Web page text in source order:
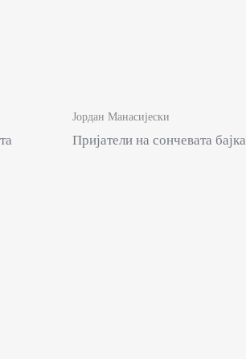
Јордан Манасијески
Пријатели на сончевата бајка